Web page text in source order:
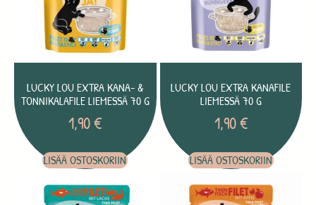
LUCKY LOU EXTRA KANA- &
TONNIKALAFILE LIEMESSÄ 70 G
1,90€
LISÄÄ OSTOSKORIIN
LUCKY LOU EXTRA KANAFILE
LIEMESSÄ 70 G
1,90€
LISÄÄ OSTOSKORIIN